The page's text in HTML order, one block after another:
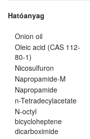
Hatóanyag
Onion oil
Oleic acid (CAS 112-
80-1)
Nicosulfuron
Napropamide-M
Napropamide
n-Tetradecylacetate
N-octyl
bicycloheptene
dicarboximide